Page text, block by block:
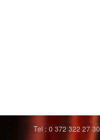
Tel : 0 372 322 27 30